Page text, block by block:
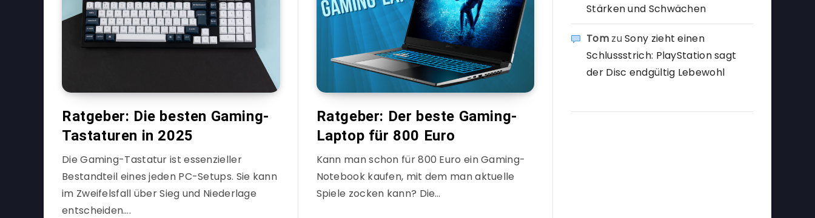
Ratgeber: Die besten Gaming-
Tastaturen in 2025
Die Gaming-Tastatur ist essenzieller
Bestandteil eines jeden PC-Setups. Sie kann
im Zweifelsfall über Sieg und Niederlage
entscheiden….
Ratgeber: Der beste Gaming-
Laptop für 800 Euro
Kann man schon für 800 Euro ein Gaming-
Notebook kaufen, mit dem man aktuelle
Spiele zocken kann? Die…
Stärken und Schwächen
TomzuSony zieht einen
Schlussstrich: PlayStation sagt
der Disc endgültig Lebewohl